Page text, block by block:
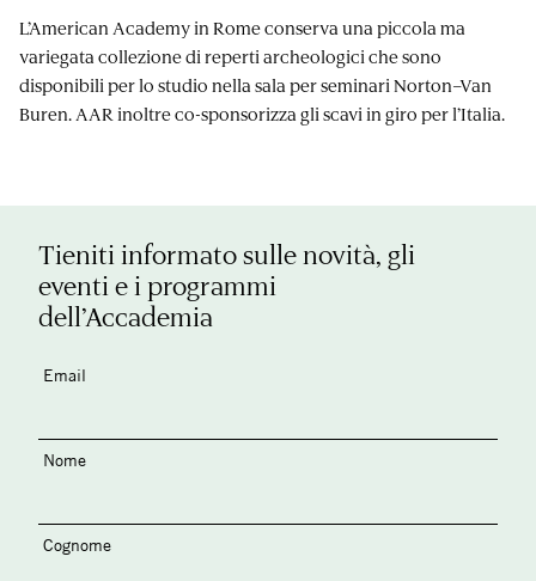
L’American Academy in Rome conserva una piccola ma
variegata collezione di reperti archeologici che sono
disponibili per lo studio nella sala per seminari Norton–Van
Buren. AAR inoltre co-sponsorizza gli scavi in ​​giro per l’Italia.
Tieniti informato sulle novità, gli
eventi e i programmi
dell’Accademia
Email
Nome
Cognome